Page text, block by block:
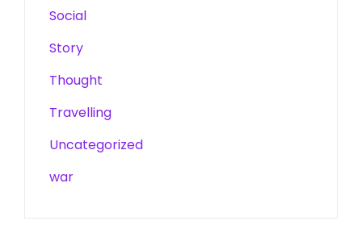
Social
Story
Thought
Travelling
Uncategorized
war